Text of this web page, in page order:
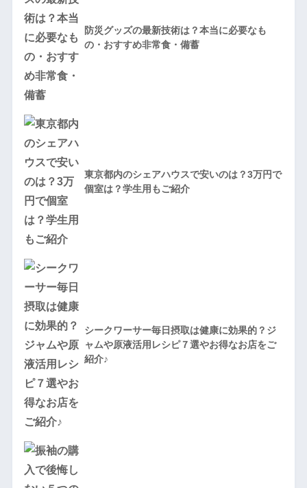
防災グッズの最新技術は？本当に必要なも
の・おすすめ非常食・備蓄
東京都内のシェアハウスで安いのは？3万円で
個室は？学生用もご紹介
シークワーサー毎日摂取は健康に効果的？ジ
ャムや原液活用レシピ７選やお得なお店をご
紹介♪